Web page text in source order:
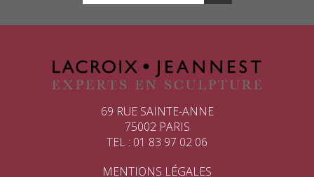
69 RUE SAINTE-ANNE
75002 PARIS
TEL : 01 83 97 02 06
MENTIONS LÉGALES